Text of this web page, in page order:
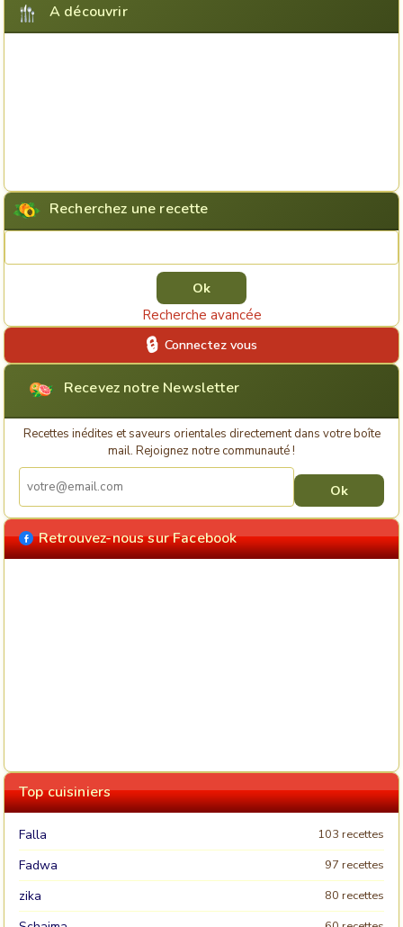
A découvrir
Recherchez une recette
Recherche avancée
Connectez vous
Recevez notre Newsletter
Recettes inédites et saveurs orientales directement dans votre boîte
mail. Rejoignez notre communauté !
Retrouvez-nous sur Facebook
Top cuisiniers
Falla 103 recettes
Fadwa 97 recettes
zika 80 recettes